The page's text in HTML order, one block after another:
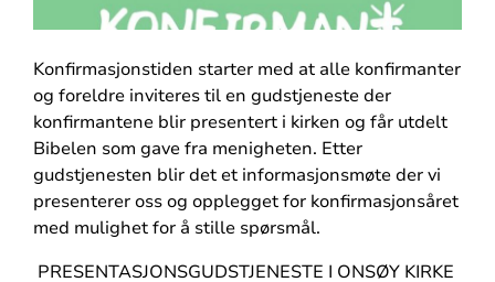
Konfirmasjonstiden starter med at alle konfirmanter
og foreldre inviteres til en gudstjeneste der
konfirmantene blir presentert i kirken og får utdelt
Bibelen som gave fra menigheten. Etter
gudstjenesten blir det et informasjonsmøte der vi
presenterer oss og opplegget for konfirmasjonsåret
med mulighet for å stille spørsmål.
PRESENTASJONSGUDSTJENESTE I ONSØY KIRKE